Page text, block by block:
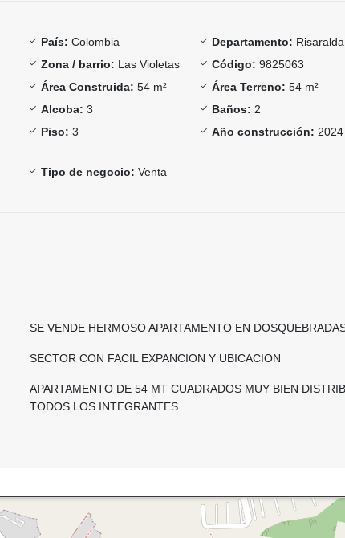
País: Colombia Departamento: Risaralda
Zona / barrio: Las Violetas Código: 9825063
Área Construida: 54 m² Área Terreno: 54 m²
Alcoba: 3 Baños: 2
Piso: 3 Año construcción: 2024
Tipo de negocio: Venta
SE VENDE HERMOSO APARTAMENTO EN
SECTOR CON FACIL EXPANCION Y UBICACION
APARTAMENTO DE 54 MT CUADRADOS MUY BIEN
TODOS LOS INTEGRANTES